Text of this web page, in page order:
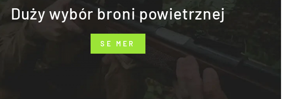
Duży wybór broni powietrznej
SE MER